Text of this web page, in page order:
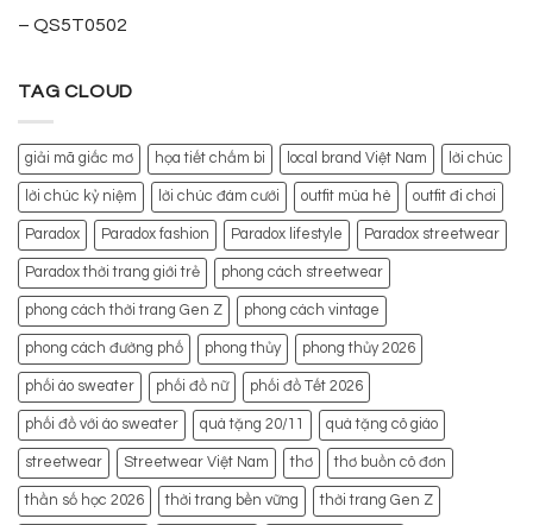
– QS5T0502
TAG CLOUD
giải mã giấc mơ họa tiết chấm bi local brand Việt Nam lời chúc
lời chúc kỷ niệm lời chúc đám cưới outfit mùa hè outfit đi chơi
Paradox Paradox fashion Paradox lifestyle Paradox streetwear
Paradox thời trang giới trẻ phong cách streetwear
phong cách thời trang Gen Z phong cách vintage
phong cách đường phố phong thủy phong thủy 2026
phối áo sweater phối đồ nữ phối đồ Tết 2026
phối đồ với áo sweater quà tặng 20/11 quà tặng cô giáo
streetwear Streetwear Việt Nam thơ thơ buồn cô đơn
thần số học 2026 thời trang bền vững thời trang Gen Z